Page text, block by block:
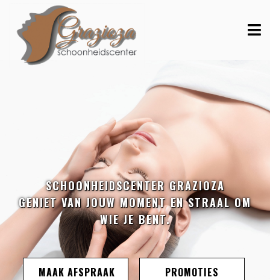
SCHOONHEIDSCENTER GRAZIOZA
GENIET VAN JOUW MOMENT EN STRAAL OM
WIE JE BENT.
MAAK AFSPRAAK
PROMOTIES